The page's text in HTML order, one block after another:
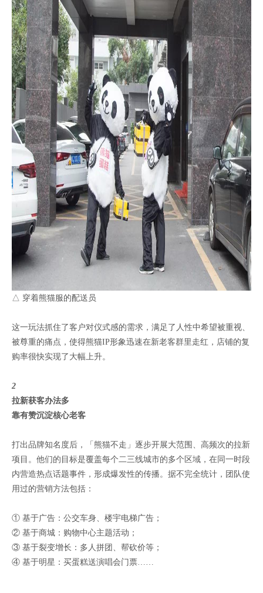
△ 穿着熊猫服的配送员
这一玩法抓住了客户对仪式感的需求，满足了人性中希望被重视、
被尊重的痛点，使得熊猫IP形象迅速在新老客群里走红，店铺的复
购率很快实现了大幅上升。
2
拉新获客办法多
靠有赞沉淀核心老客
打出品牌知名度后，「熊猫不走」逐步开展大范围、高频次的拉新
项目。他们的目标是覆盖每个二三线城市的多个区域，在同一时段
内营造热点话题事件，形成爆发性的传播。据不完全统计，团队使
用过的营销方法包括：
① 基于广告：公交车身、楼宇电梯广告；
② 基于商城：购物中心主题活动；
③ 基于裂变增长：多人拼团、帮砍价等；
④ 基于明星：买蛋糕送演唱会门票……